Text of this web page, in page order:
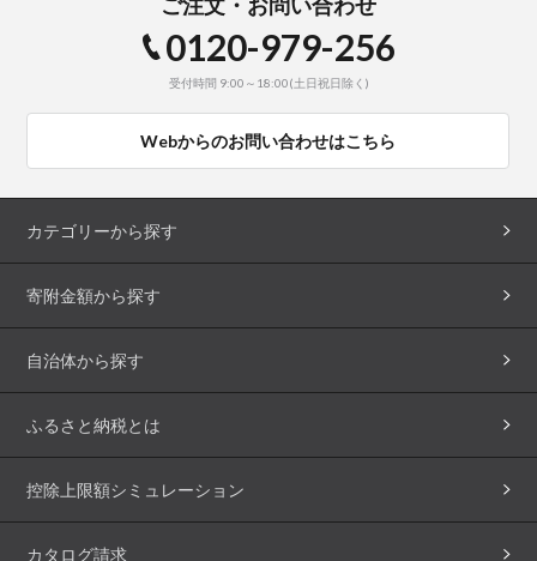
0120-979-256
受付時間 9:00～18:00(土日祝日除く)
Webからのお問い合わせはこちら
カテゴリーから探す
寄附金額から探す
自治体から探す
ふるさと納税とは
控除上限額シミュレーション
カタログ請求